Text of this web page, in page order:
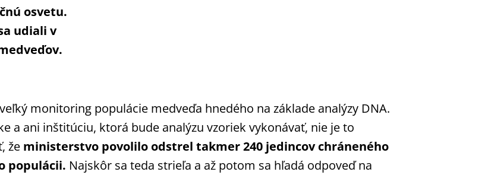
osvetu.
udiali v
monitoring populácie medveďa hnedého na základe analýzy DNA.
a ani inštitúciu, ktorá bude analýzu vzoriek vykonávať, nie je to
že ministerstvo povolilo odstrel takmer 240 jedincov chráneného
populácii. Najskôr sa teda strieľa a až potom sa hľadá odpoveď na